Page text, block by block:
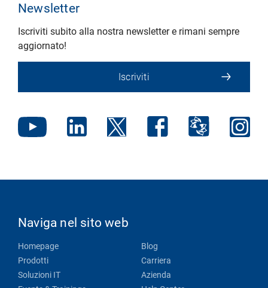
Newsletter
Iscriviti subito alla nostra newsletter e rimani sempre
aggiornato!
Iscriviti
Naviga nel sito web
Homepage
Prodotti
Soluzioni IT
Blog
Carriera
Azienda